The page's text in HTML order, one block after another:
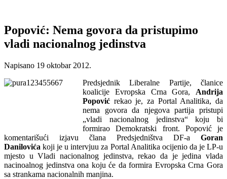
Popović: Nema govora da pristupimo
vladi nacionalnog jedinstva
Napisano 19 oktobar 2012.
Predsjednik Liberalne Partije, članice
koalicije Evropska Crna Gora, Andrija
Popović rekao je, za Portal Analitika, da
nema govora da njegova partija pristupi
„vladi nacionalnog jedinstva“ koju bi
formirao Demokratski front. Popović je
komentarišući izjavu člana Predsjedništva DF-a Goran
Danilovića koji je u intervjuu za Portal Analitika ocijenio da je LP-u
mjesto u Vladi nacionalnog jedinstva, rekao da je jedina vlada
nacinoalnog jedinstva ona koju će da formira Evropska Crna Gora
sa strankama nacionalnih manjina.